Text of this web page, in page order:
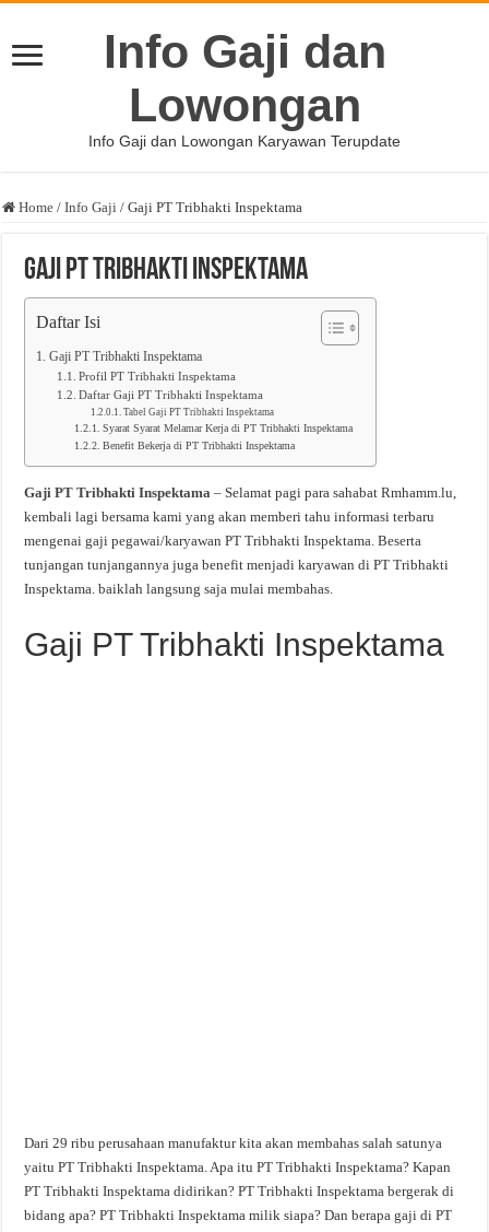
Info Gaji dan
Lowongan
Info Gaji dan Lowongan Karyawan Terupdate
Home / Info Gaji / Gaji PT Tribhakti Inspektama
Gaji PT Tribhakti Inspektama
Daftar Isi
Gaji PT Tribhakti Inspektama
Profil PT Tribhakti Inspektama
Daftar Gaji PT Tribhakti Inspektama
Tabel Gaji PT Tribhakti Inspektama
Syarat Syarat Melamar Kerja di PT Tribhakti Inspektama
Benefit Bekerja di PT Tribhakti Inspektama
Gaji PT Tribhakti Inspektama – Selamat pagi para sahabat Rmhamm.lu,
kembali lagi bersama kami yang akan memberi tahu informasi terbaru
mengenai gaji pegawai/karyawan PT Tribhakti Inspektama. Beserta
tunjangan tunjangannya juga benefit menjadi karyawan di PT Tribhakti
Inspektama. baiklah langsung saja mulai membahas.
Gaji PT Tribhakti Inspektama
Dari 29 ribu perusahaan manufaktur kita akan membahas salah satunya
yaitu PT Tribhakti Inspektama. Apa itu PT Tribhakti Inspektama? Kapan
PT Tribhakti Inspektama didirikan? PT Tribhakti Inspektama bergerak di
bidang apa? PT Tribhakti Inspektama milik siapa? Dan berapa gaji di PT